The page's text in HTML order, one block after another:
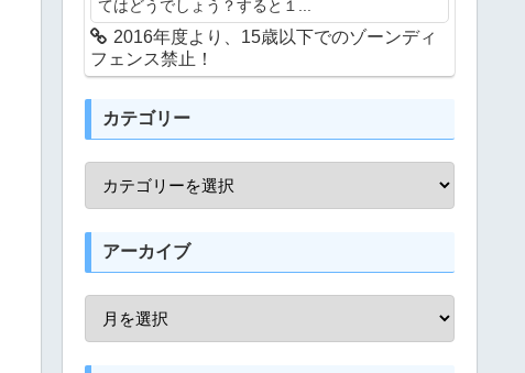
てはどうでしょう？すると１...
2016年度より、15歳以下でのゾーンディ
フェンス禁止！
カテゴリー
アーカイブ